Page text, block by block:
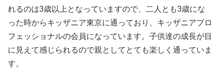
れるのは3歳以上となっていますので、二人とも3歳にな
った時からキッザニア東京に通っており、キッザニアプロ
フェッショナルの会員になっています。子供達の成長が目
に見えて感じられるので親としてとても楽しく通っていま
す。